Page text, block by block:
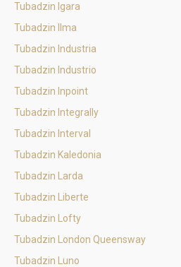
Tubadzin Igara
Tubadzin Ilma
Tubadzin Industria
Tubadzin Industrio
Tubadzin Inpoint
Tubadzin Integrally
Tubadzin Interval
Tubadzin Kaledonia
Tubadzin Larda
Tubadzin Liberte
Tubadzin Lofty
Tubadzin London Queensway
Tubadzin Luno